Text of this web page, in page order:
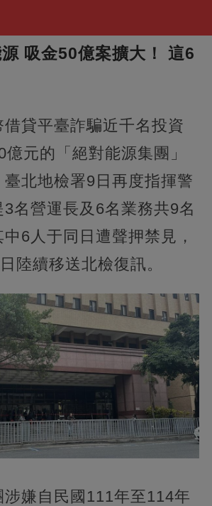
吸金50億案擴大！ 這6
貸平臺詐騙近千名投資
億元的「絕對能源集團」
北地檢署9日再度指揮警
名營運長及6名業務共9名
6人于同日遭聲押禁見，
陸續移送北檢復訊。
嫌自民國111年至114年